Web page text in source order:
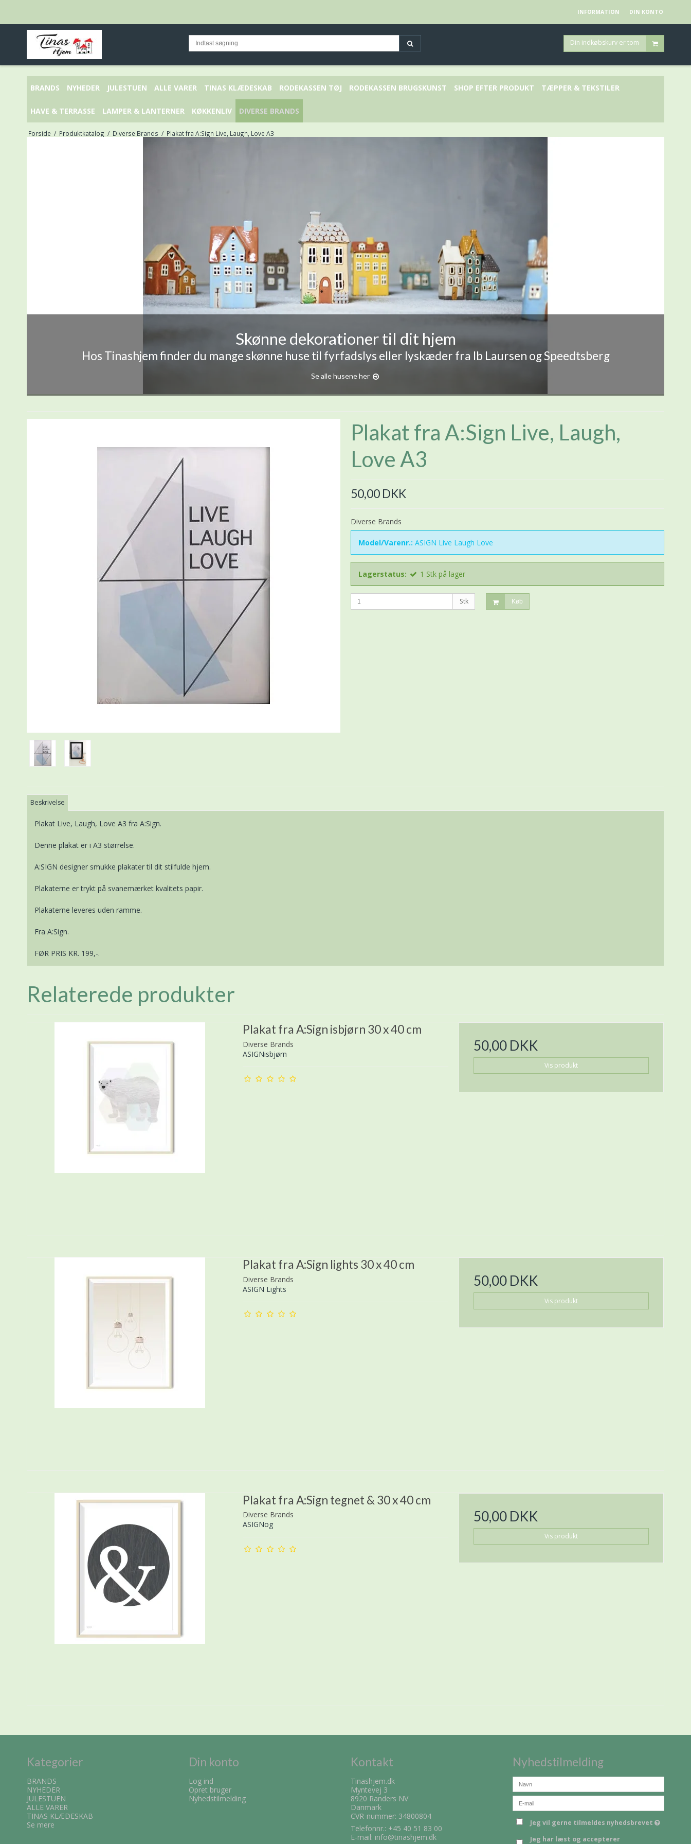
INFORMATION DIN KONTO
Din indkøbskurv er tom
BRANDS NYHEDER JULESTUEN ALLE VARER TINAS KLÆDESKAB RODEKASSEN TØJ RODEKASSEN BRUGSKUNST SHOP EFTER PRODUKT TÆPPER & TEKSTILER
HAVE & TERRASSE LAMPER & LANTERNER KØKKENLIV DIVERSE BRANDS
Forside / Produktkatalog / Diverse Brands / Plakat fra A:Sign Live, Laugh, Love A3
Skønne dekorationer til dit hjem
Hos Tinashjem finder du mange skønne huse til fyrfadslys eller lyskæder fra Ib Laursen og Speedtsberg
Se alle husene her
Plakat fra A:Sign Live, Laugh,
Love A3
50,00 DKK
Diverse Brands
Model/Varenr.: ASIGN Live Laugh Love
Lagerstatus: 1 Stk på lager
Stk Køb
Beskrivelse
Plakat Live, Laugh, Love A3 fra A:Sign.
Denne plakat er i A3 størrelse.
A:SIGN designer smukke plakater til dit stilfulde hjem.
Plakaterne er trykt på svanemærket kvalitets papir.
Plakaterne leveres uden ramme.
Fra A:Sign.
FØR PRIS KR. 199,-.
Relaterede produkter
Plakat fra A:Sign isbjørn 30 x 40 cm
Diverse Brands
ASIGNisbjørn
50,00 DKK
Vis produkt
Plakat fra A:Sign lights 30 x 40 cm
Diverse Brands
ASIGN Lights
50,00 DKK
Vis produkt
Plakat fra A:Sign tegnet & 30 x 40 cm
Diverse Brands
ASIGNog
50,00 DKK
Vis produkt
Kategorier
BRANDS
NYHEDER
JULESTUEN
ALLE VARER
TINAS KLÆDESKAB
Se mere
Din konto
Log ind
Opret bruger
Nyhedstilmelding
Kontakt
Tinashjem.dk
Myntevej 3
8920 Randers NV
Danmark
CVR-nummer: 34800804
Telefonnr.: +45 40 51 83 00
E-mail: info@tinashjem.dk
Nyhedstilmelding
Jeg vil gerne tilmeldes nyhedsbrevet
Jeg har læst og accepterer